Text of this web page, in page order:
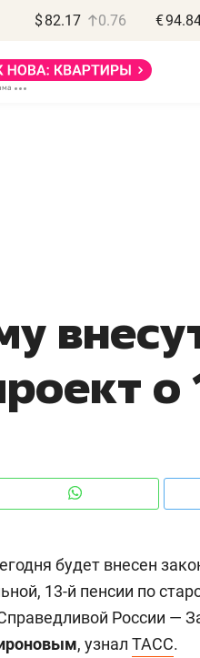
$ 82.17 0.76 €
о
будет внесен
13-й пенсии по
России —
, узнал ТАСС.